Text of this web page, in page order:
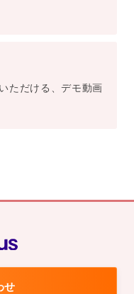
ただける、デモ動画
せ